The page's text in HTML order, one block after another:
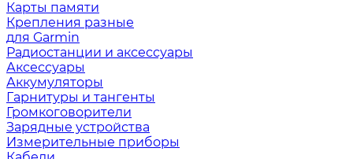
Карты памяти
Крепления разные
для Garmin
Радиостанции и аксессуары
Аксессуары
Аккумуляторы
Гарнитуры и тангенты
Громкоговорители
Зарядные устройства
Измерительные приборы